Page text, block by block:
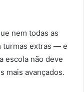
nem todas as
turmas extras — e
escola não deve
mais avançados.